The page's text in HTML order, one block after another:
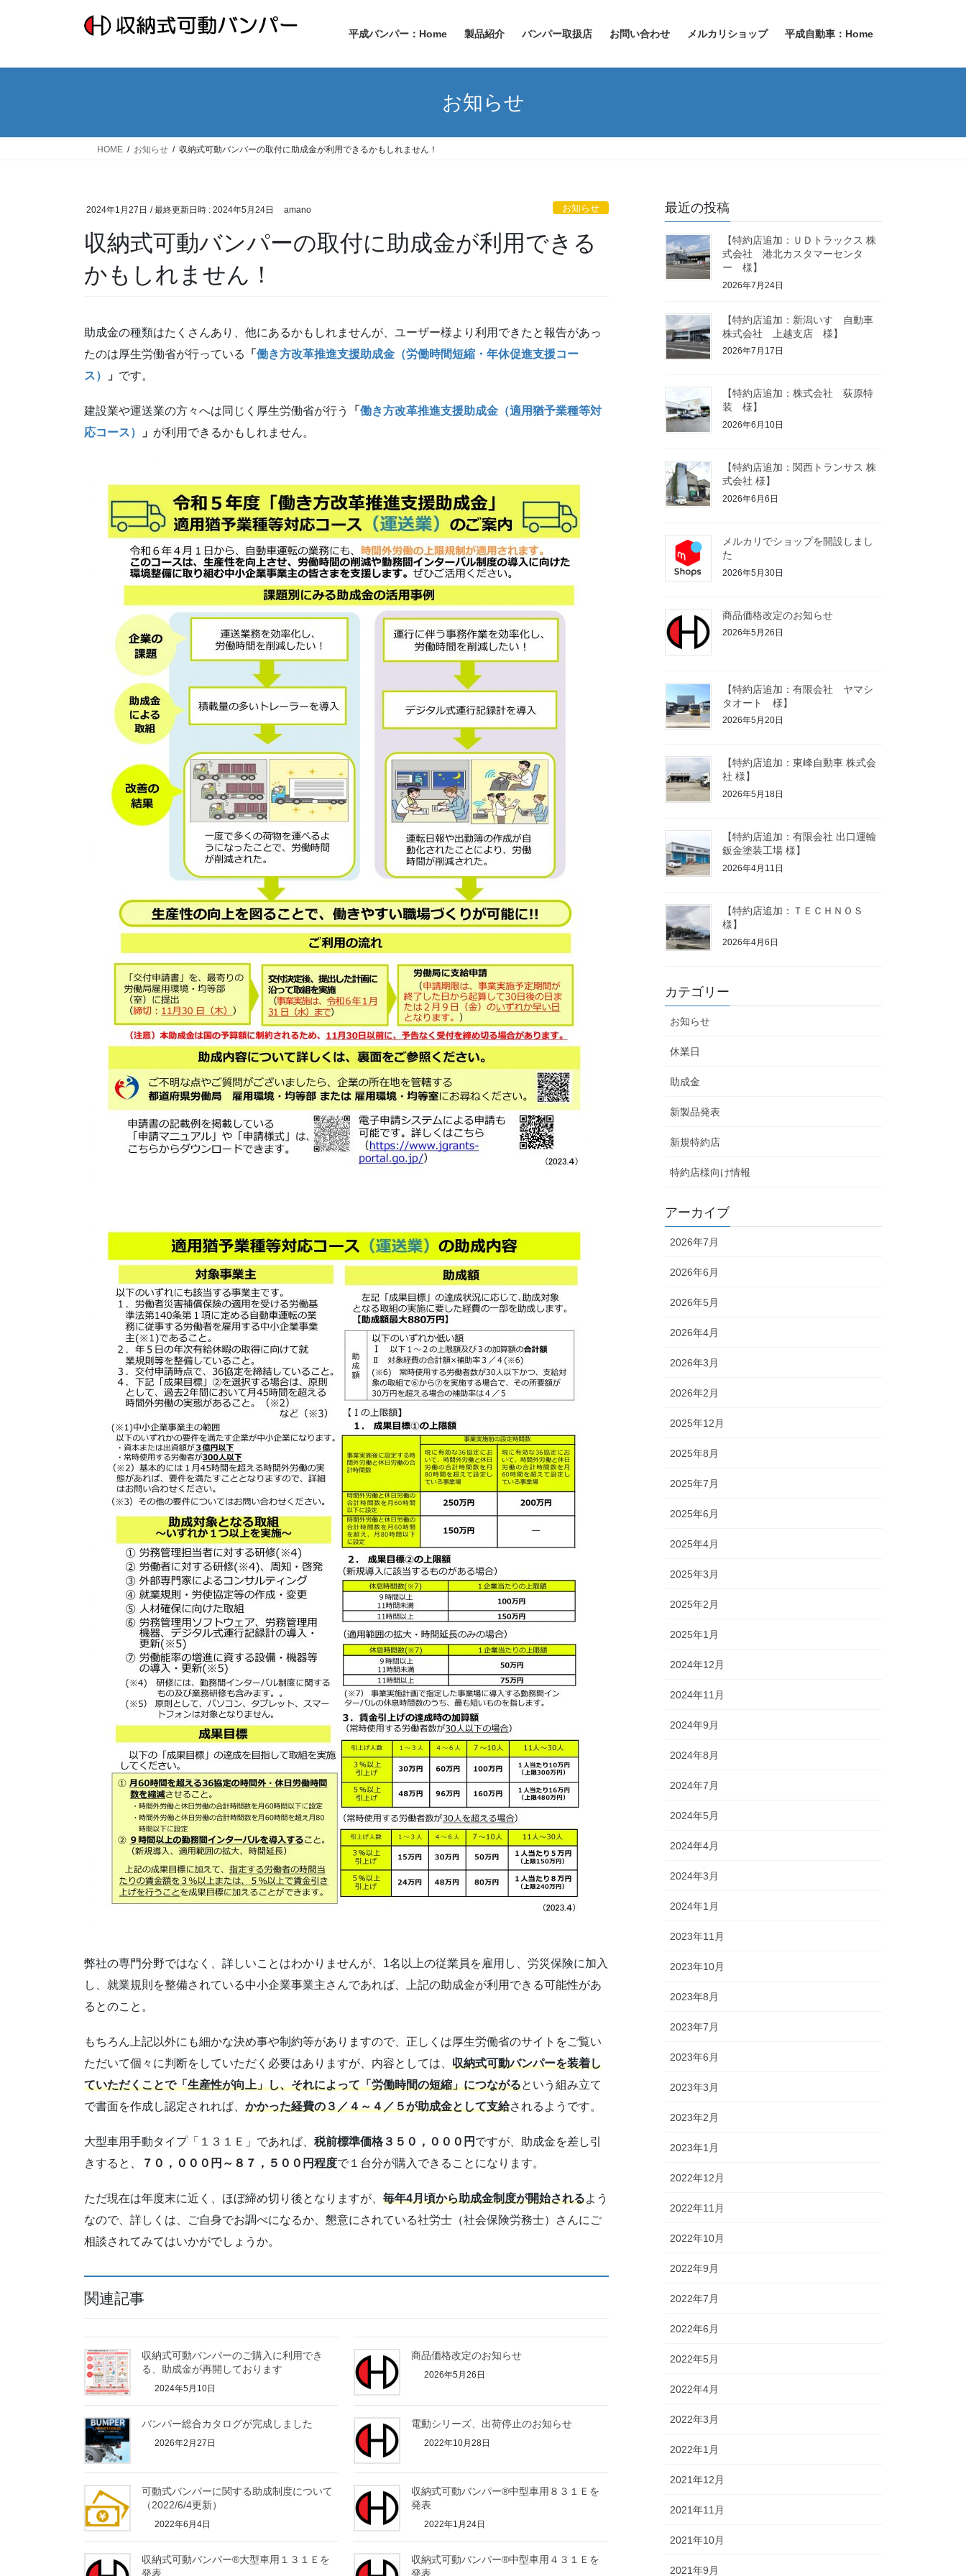
平成バンパー：Home 製品紹介 バンパー取扱店 お問い合わせ メルカリショップ 平成自動車：Home
お知らせ
HOME お知らせ 収納式可動バンパーの取付に助成金が利用できるかもしれません！
2024年1月27日 / 最終更新日時 : 2024年5月24日 amano お知らせ
収納式可動バンパーの取付に助成金が利用できる
かもしれません！
助成金の種類はたくさんあり、他にあるかもしれませんが、ユーザー様より利用できたと報告があっ
たのは厚生労働省が行っている
「 働き方改革推進支援助成金（労働時間短縮・年休促進支援コー
ス）
」 です。
建設業や運送業の方々へは同じく厚生労働省が行う 「 働き方改革推進支援助成金（適用猶予業種等対
応コース）
」 が利用できるかもしれません。
弊社の専門分野ではなく、詳しいことはわかりませんが、1名以上の従業員を雇用し、労災保険に加入
し、就業規則を整備されている中小企業事業主さんであれば、上記の助成金が利用できる可能性があ
るとのこと。
もちろん上記以外にも細かな決め事や制約等がありますので、正しくは厚生労働省のサイトをご覧い
ただいて個々に判断をしていただく必要はありますが、内容としては、 収納式可動バンパーを装着し
ていただくことで「生産性が向上」し、それによって「労働時間の短縮」につながるという組み立て
で書面を作成し認定されれば、 かかった経費の３／４～４／５が助成金として支給されるようです。
大型車用手動タイプ「１３１Ｅ」であれば、 税前標準価格３５０，０００円 ですが、助成金を差し引
きすると、
７０，０００円～８７，５００円程度で１台分が購入できることになります。
ただ現在は年度末に近く、ほぼ締め切り後となりますが、 毎年4月頃から助成金制度が開始されるよう
なので、詳しくは、ご自身でお調べになるか、懇意にされている社労士（社会保険労務士）さんにご
相談されてみてはいかがでしょうか。
関連記事
収納式可動バンパーのご購入に利用でき
る、助成金が再開しております
2024年5月10日
商品価格改定のお知らせ
2026年5月26日
バンパー総合カタログが完成しました
2026年2月27日
電動シリーズ、出荷停止のお知らせ
2022年10月28日
可動式バンパーに関する助成制度について
（2022/6/4更新）
2022年6月4日
収納式可動バンパー®中型車用８３１Ｅを
発表
2022年1月24日
収納式可動バンパー®大型車用１３１Ｅを
発表
収納式可動バンパー®中型車用４３１Ｅを
発表
最近の投稿
【特約店追加：ＵＤトラックス 株
式会社 港北カスタマーセンタ
ー 様】
2026年7月24日
【特約店追加：新潟いすゞ自動車
株式会社 上越支店 様】
2026年7月17日
【特約店追加：株式会社 荻原特
装 様】
2026年6月10日
【特約店追加：関西トランサス 株
式会社 様】
2026年6月6日
メルカリでショップを開設しまし
た
2026年5月30日
商品価格改定のお知らせ
2026年5月26日
【特約店追加：有限会社 ヤマシ
タオート 様】
2026年5月20日
【特約店追加：東峰自動車 株式会
社 様】
2026年5月18日
【特約店追加：有限会社 出口運輸
鈑金塗装工場 様】
2026年4月11日
【特約店追加：ＴＥＣＨＮＯＳ
様】
2026年4月6日
カテゴリー
お知らせ
休業日
助成金
新製品発表
新規特約店
特約店様向け情報
アーカイブ
2026年7月
2026年6月
2026年5月
2026年4月
2026年3月
2026年2月
2025年12月
2025年8月
2025年7月
2025年6月
2025年4月
2025年3月
2025年2月
2025年1月
2024年12月
2024年11月
2024年9月
2024年8月
2024年7月
2024年5月
2024年4月
2024年3月
2024年1月
2023年11月
2023年10月
2023年8月
2023年7月
2023年6月
2023年3月
2023年2月
2023年1月
2022年12月
2022年11月
2022年10月
2022年9月
2022年7月
2022年6月
2022年5月
2022年4月
2022年3月
2022年1月
2021年12月
2021年11月
2021年10月
2021年9月